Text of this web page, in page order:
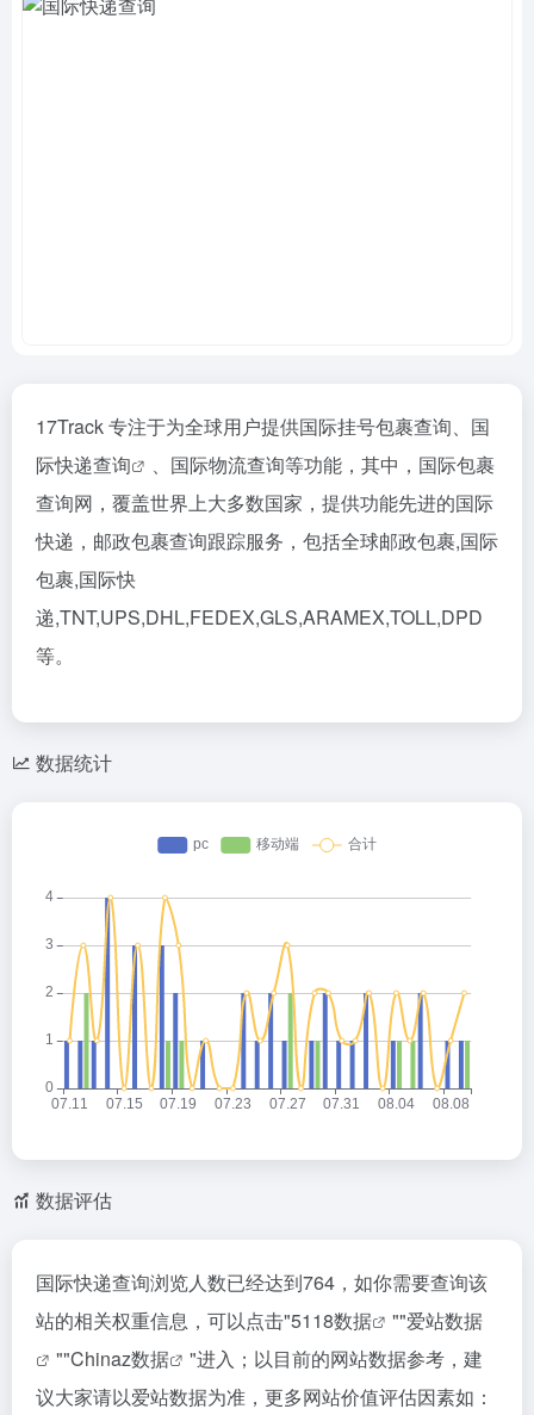
17Track 专注于为全球用户提供国际挂号包裹查询、 国
际快递查询
、国际物流查询等功能，其中，国际包裹
查询网，覆盖世界上大多数国家，提供功能先进的国际
快递，邮政包裹查询跟踪服务，包括全球邮政包裹,国际
包裹,国际快
递,TNT,UPS,DHL,FEDEX,GLS,ARAMEX,TOLL,DPD
等。
数据统计
数据评估
国际快递查询浏览人数已经达到764，如你需要查询该
站的相关权重信息，可以点击"5118数据 ""爱站数据
""Chinaz数据
"进入；以目前的网站数据参考，建
议大家请以爱站数据为准，更多网站价值评估因素如：